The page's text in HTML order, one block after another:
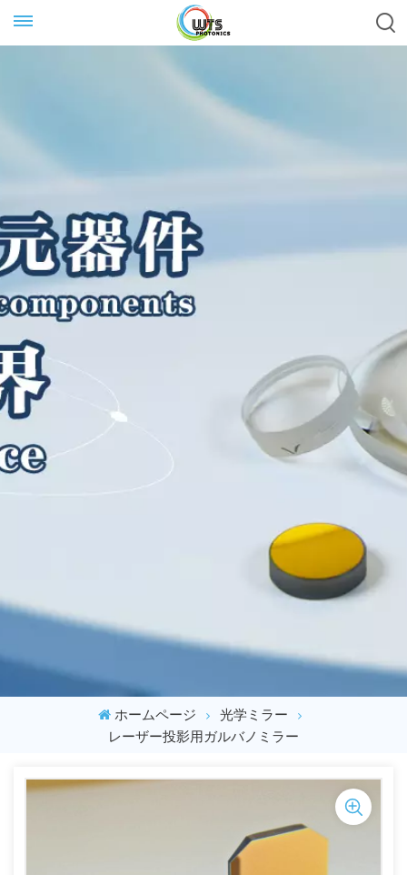
ホームページ
光学ミラー
レーザー投影用ガルバノミラー